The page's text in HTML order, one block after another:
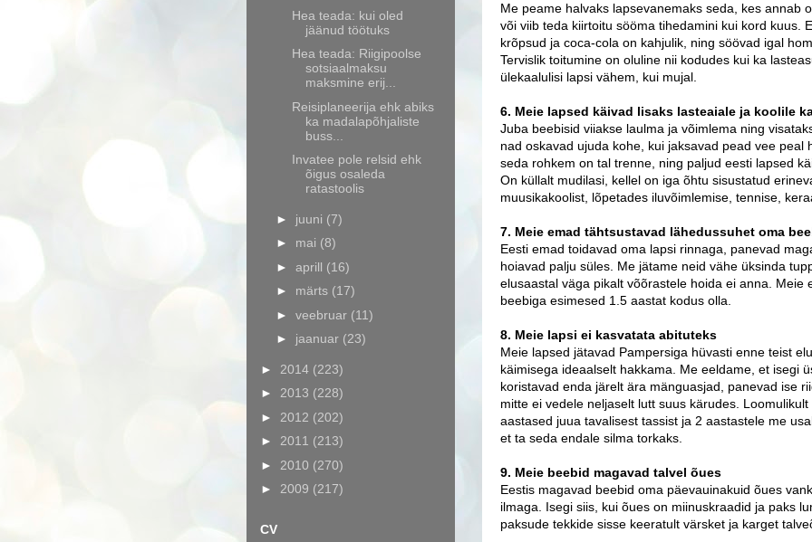
Me peame halvaks lapsevanemaks seda, kes annab
või viib teda kiirtoitu sööma tihedamini kui kord kuus.
krõpsud ja coca-cola on kahjulik, ning söövad igal
Tervislik toitumine on oluline nii kodudes kui ka
ülekaalulisi lapsi vähem, kui mujal.
6. Meie lapsed käivad lisaks lasteaiale ja koolile
Juba beebisid viiakse laulma ja võimlema ning
nad oskavad ujuda kohe, kui jaksavad pead vee peal
seda rohkem on tal trenne, ning paljud eesti lapsed
On küllalt mudilasi, kellel on iga õhtu sisustatud
muusikakoolist, lõpetades iluvõimlemise, tennise,
7. Meie emad tähtsustavad lähedussuhet oma
Eesti emad toidavad oma lapsi rinnaga, panevad
hoiavad palju süles. Me jätame neid vähe üksinda
elusaastal väga pikalt võõrastele hoida ei anna. Meie
beebiga esimesed 1.5 aastat kodus olla.
8. Meie lapsi ei kasvatata abituteks
Meie lapsed jätavad Pampersiga hüvasti enne teist
käimisega ideaalselt hakkama. Me eeldame, et isegi
koristavad enda järelt ära mänguasjad, panevad ise
mitte ei vedele neljaselt lutt suus kärudes.
aastased juua tavalisest tassist ja 2 aastastele me
et ta seda endale silma torkaks.
9. Meie beebid magavad talvel õues
Eestis magavad beebid oma päevauinakuid õues
ilmaga. Isegi siis, kui õues on miinuskraadid ja paks
paksude tekkide sisse keeratult värsket ja karget
Hea teada: kui oled
jäänud töötuks
Hea teada: Riigipoolse
sotsiaalmaksu
maksmine erij...
Reisiplaneerija ehk abiks
ka madalapõhjaliste
buss...
Invatee pole relsid ehk
õigus osaleda
ratastoolis
► juuni (7)
► mai (8)
► aprill (16)
► märts (17)
► veebruar (11)
► jaanuar (23)
► 2014 (223)
► 2013 (228)
► 2012 (202)
► 2011 (213)
► 2010 (270)
► 2009 (217)
CV